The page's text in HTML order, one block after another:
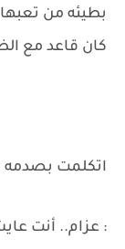
بطيئه من
كان قاعد مع
اتكلمت بصدمه
: عزام.. أنت